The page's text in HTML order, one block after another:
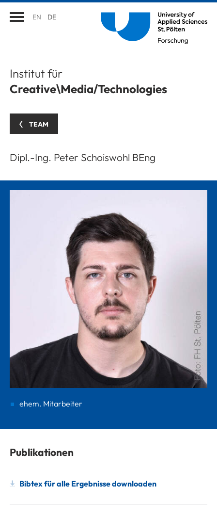
EN DE
Institut für
Creative\Media/Technologies
TEAM
Dipl.-Ing. Peter Schoiswohl BEng
ehem. Mitarbeiter
Publikationen
Bibtex für alle Ergebnisse downloaden